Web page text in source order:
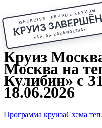
ONCRUISE · РЕЧНЫЕ КРУИЗЫ
КРУИЗ
★18.06.2026МОСКВА★
Круиз
Москва на
Кулибин» с
18.06.2026
Программа круизаСхема